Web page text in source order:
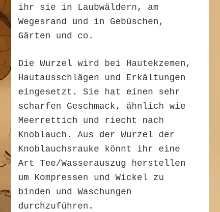
ihr sie in Laubwäldern, am
Wegesrand und in Gebüschen,
Gärten und co.
Die Wurzel wird bei Hautekzemen,
Hautausschlägen und Erkältungen
eingesetzt. Sie hat einen sehr
scharfen Geschmack, ähnlich wie
Meerrettich und riecht nach
Knoblauch. Aus der Wurzel der
Knoblauchsrauke könnt ihr eine
Art Tee/Wasserauszug herstellen
um Kompressen und Wickel zu
binden und Waschungen
durchzuführen.